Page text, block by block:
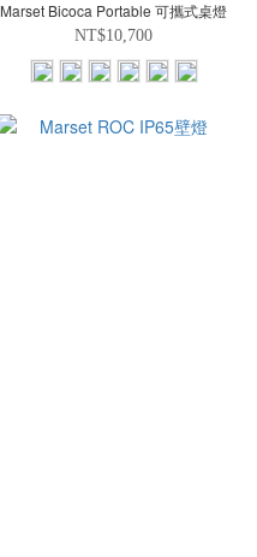
Marset Bicoca Portable 可攜式桌燈
NT$10,700